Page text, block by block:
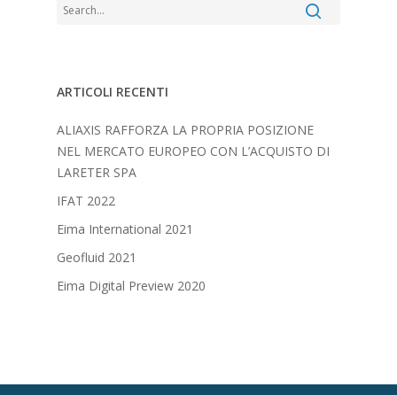
ARTICOLI RECENTI
ALIAXIS RAFFORZA LA PROPRIA POSIZIONE
NEL MERCATO EUROPEO CON L’ACQUISTO DI
LARETER SPA
IFAT 2022
Eima International 2021
Geofluid 2021
Eima Digital Preview 2020